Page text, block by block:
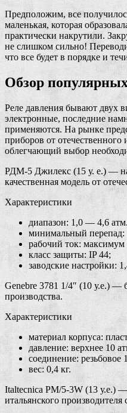
Предположим, все
маленькая, которая
практически накрутили.
не слишком сильно!
что все будет в порядке и
Обзор
Реле давления бывают двух
электронные, последние
применяются. На рынке
приборов от отечественного
облегчающий выбор
РДМ-5 Джилекс (15 у. е.) —
качественная модель от
Характеристики
диапазон: 1,0 — 4,6
минимальный перепад:
рабочий ток:
класс защиты: IP 44;
заводские настройки:
Genebre 3781 1/4″ (10 у.е.) —
производства.
Характеристики
материал корпуса:
давление: верхнее 10
соединение: резьбовое
вес: 0,4 кг.
Italtecnica PM/5-3W (13 у.е.)
итальянского